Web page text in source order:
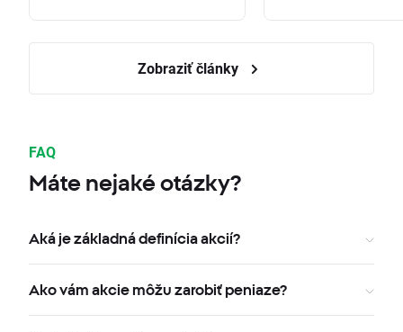
Zobraziť články
FAQ
Máte nejaké otázky?
Aká je základná definícia akcií?
Ako vám akcie môžu zarobiť peniaze?